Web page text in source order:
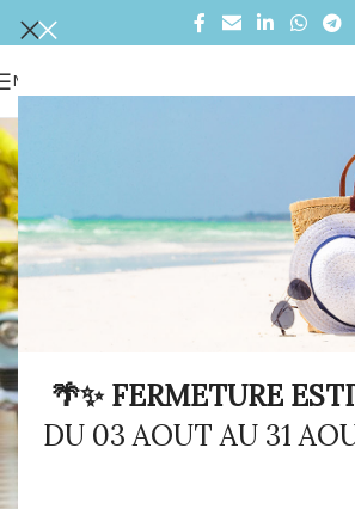
🌴✨ FERMETURE
DU 03 AOUT AU 31
MENU